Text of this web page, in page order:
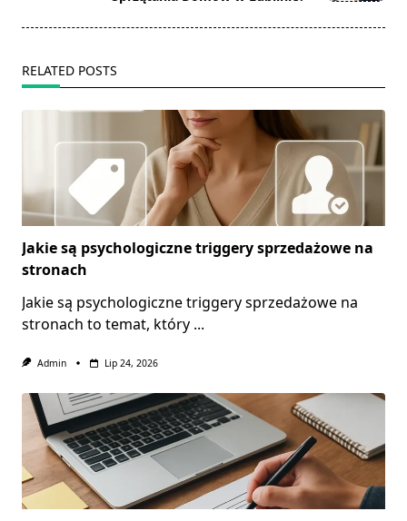
RELATED POSTS
Jakie są psychologiczne triggery sprzedażowe na
stronach
Jakie są psychologiczne triggery sprzedażowe na
stronach to temat, który ...
Admin Lip 24, 2026